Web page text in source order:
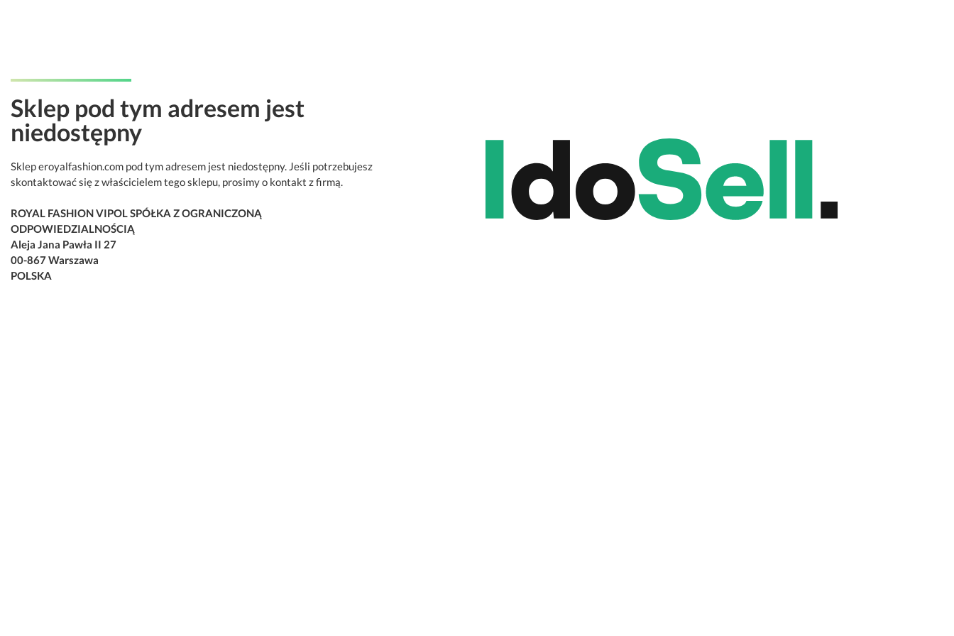
Sklep pod tym adresem jest
niedostępny
Sklep eroyalfashion.com pod tym adresem jest niedostępny. Jeśli potrzebujesz
skontaktować się z właścicielem tego sklepu, prosimy o kontakt z firmą.
ROYAL FASHION VIPOL SPÓŁKA Z OGRANICZONĄ
ODPOWIEDZIALNOŚCIĄ
Aleja Jana Pawła II 27
00-867 Warszawa
POLSKA